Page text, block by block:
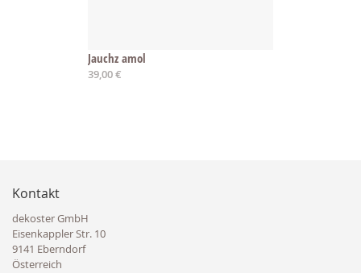
Jauchz amol
39,00 €
Kontakt
dekoster GmbH
Eisenkappler Str. 10
9141 Eberndorf
Österreich